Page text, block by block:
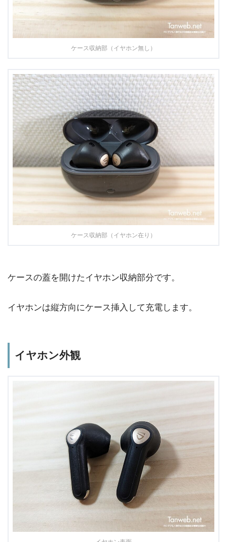
ケース収納部（イヤホン無し）
ケース収納部（イヤホン在り）
ケースの蓋を開けたイヤホン収納部分です。
イヤホンは縦方向にケース挿入して充電します。
イヤホン外観